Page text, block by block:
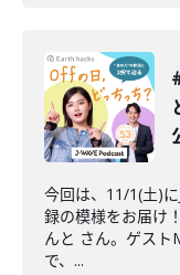
今回は、11/1(土)
録の模様をお届け
んと さん。ゲスト
で、...